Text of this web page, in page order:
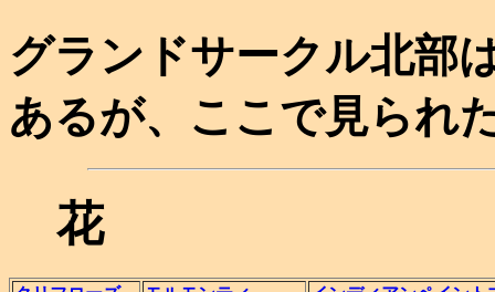
グランドサークル北部
あるが、ここで見られ
花